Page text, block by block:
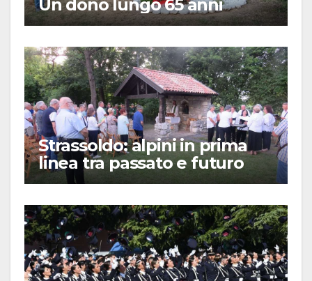
Un dono lungo 65 anni
Strassoldo: alpini in prima
linea tra passato e futuro